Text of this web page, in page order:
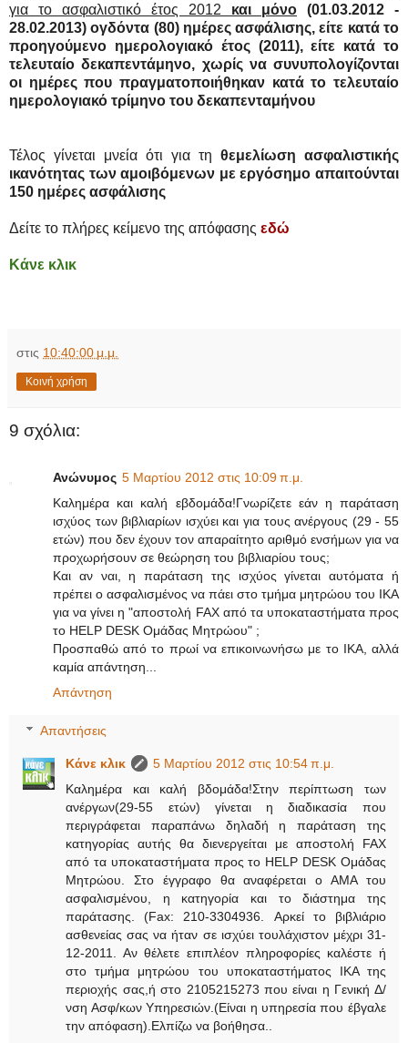
για το ασφαλιστικό έτος 2012 και μόνο
(01.03.2012 -
28.02.2013) ογδόντα (80) ημέρες ασφάλισης, είτε κατά το
προηγούμενο ημερολογιακό έτος (2011), είτε κατά το
τελευταίο δεκαπεντάμηνο, χωρίς να συνυπολογίζονται
οι ημέρες που πραγματοποιήθηκαν κατά το τελευταίο
ημερολογιακό τρίμηνο του δεκαπενταμήνου
Τέλος γίνεται μνεία ότι για τη θεμελίωση ασφαλιστικής
ικανότητας των αμοιβόμενων με εργόσημο απαιτούνται
150 ημέρες ασφάλισης
Δείτε το πλήρες κείμενο της απόφασης εδώ
Κάνε κλικ
στις 10:40:00 μ.μ.
Κοινή χρήση
9 σχόλια:
Ανώνυμος 5 Μαρτίου 2012 στις 10:09 π.μ.
Καλημέρα και καλή εβδομάδα!Γνωρίζετε εάν η παράταση
ισχύος των βιβλιαρίων ισχύει και για τους ανέργους (29 - 55
ετών) που δεν έχουν τον απαραίτητο αριθμό ενσήμων για να
προχωρήσουν σε θεώρηση του βιβλιαρίου τους;
Και αν ναι, η παράταση της ισχύος γίνεται αυτόματα ή
πρέπει ο ασφαλισμένος να πάει στο τμήμα μητρώου του ΙΚΑ
για να γίνει η "αποστολή FAX από τα υποκαταστήματα προς
το HELP DESK Ομάδας Μητρώου" ;
Προσπαθώ από το πρωί να επικοινωνήσω με το ΙΚΑ, αλλά
καμία απάντηση...
Απάντηση
Απαντήσεις
Κάνε κλικ
5 Μαρτίου 2012 στις 10:54 π.μ.
Καλημέρα και καλή βδομάδα!Στην περίπτωση των
ανέργων(29-55 ετών) γίνεται η διαδικασία που
περιγράφεται παραπάνω δηλαδή η παράταση της
κατηγορίας αυτής θα διενεργείται με αποστολή FAX
από τα υποκαταστήματα προς το HELP DESK Ομάδας
Μητρώου. Στο έγγραφο θα αναφέρεται ο ΑΜΑ του
ασφαλισμένου, η κατηγορία και το διάστημα της
παράτασης. (Fax: 210-3304936. Αρκεί το βιβλιάριο
ασθενείας σας να ήταν σε ισχύει τουλάχιστον μέχρι 31-
12-2011. Αν θέλετε επιπλέον πληροφορίες καλέστε ή
στο τμήμα μητρώου του υποκαταστήματος ΙΚΑ της
περιοχής σας,ή στο 2105215273 που είναι η Γενική Δ/
νση Ασφ/κων Υπηρεσιών.(Είναι η υπηρεσία που έβγαλε
την απόφαση).Ελπίζω να βοήθησα..